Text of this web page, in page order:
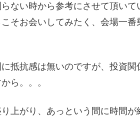
ない時から参考にさせて頂いて
そお会いしてみたく、会場一番
抵抗感は無いのですが、投資関
ら。。。
上がり、あっという間に時間が